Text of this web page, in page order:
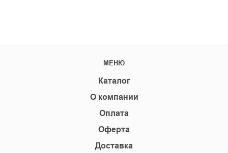
МЕНЮ
Каталог
О компании
Оплата
Оферта
Доставка